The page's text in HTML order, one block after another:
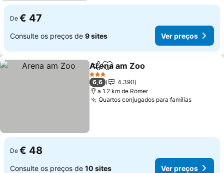
De € 47
Consulte os preços de 9 sites Ver preços
PartilharAdicionar aos favoritos
Arena am Zoo
3 Estrelas
6,6
4.390
a 1.2 km de Römer
Quartos conjugados para famíliasVer
De € 48
Consulte os preços de 10 sites Ver preços